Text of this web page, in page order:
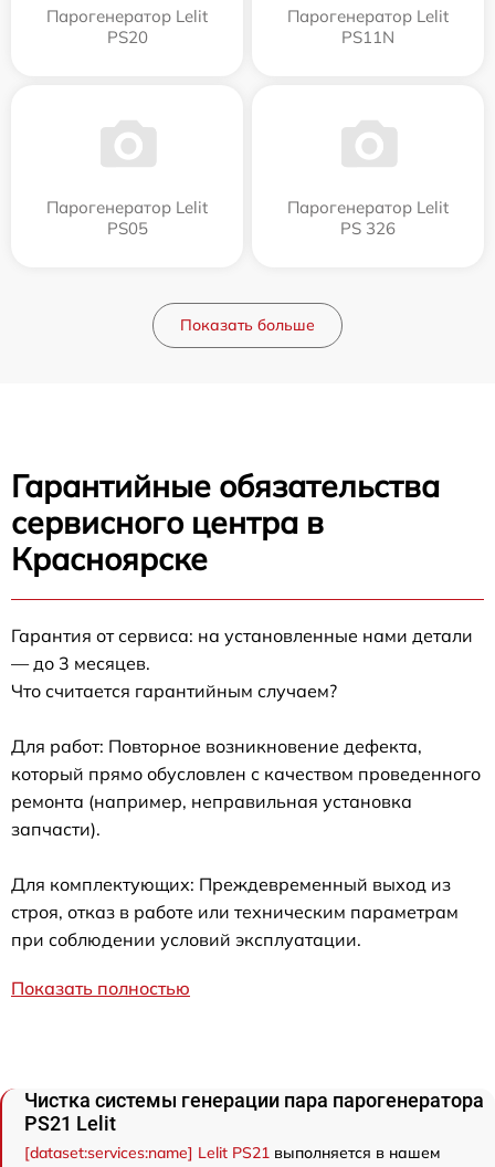
Парогенератор Lelit
PS20
Парогенератор Lelit
PS11N
Парогенератор Lelit
PS05
Парогенератор Lelit
PS 326
Показать больше
Гарантийные обязательства
сервисного центра в
Красноярске
Гарантия от сервиса: на установленные нами детали
— до 3 месяцев.
Что считается гарантийным случаем?
Для работ: Повторное возникновение дефекта,
который прямо обусловлен с качеством проведенного
ремонта (например, неправильная установка
запчасти).
Для комплектующих: Преждевременный выход из
строя, отказ в работе или техническим параметрам
при соблюдении условий эксплуатации.
Показать полностью
Чистка системы генерации пара парогенератора
PS21 Lelit
[dataset:services:name] Lelit PS21 выполняется в нашем